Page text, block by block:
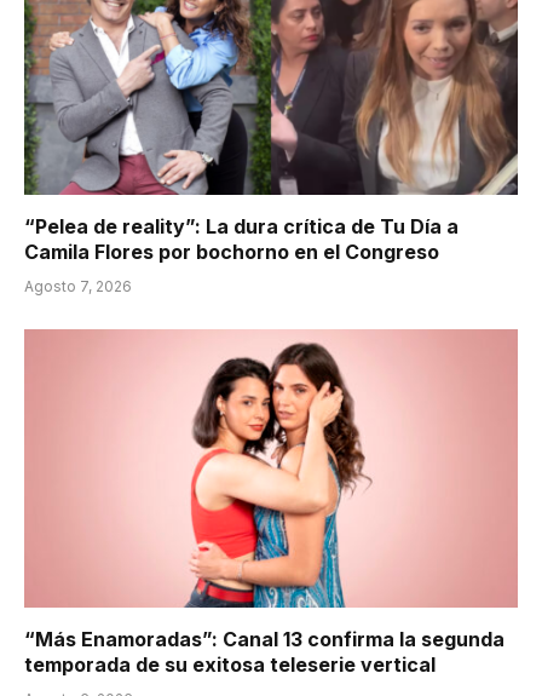
“Pelea de reality”: La dura crítica de Tu Día a
Camila Flores por bochorno en el Congreso
Agosto 7, 2026
“Más Enamoradas”: Canal 13 confirma la segunda
temporada de su exitosa teleserie vertical